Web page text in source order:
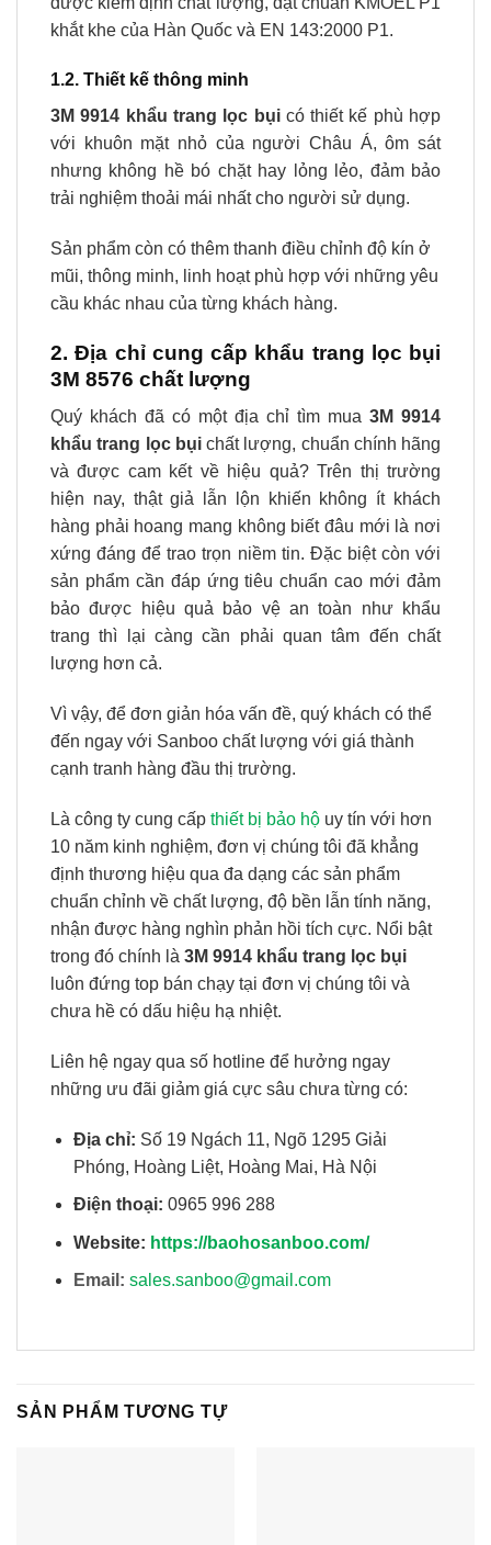
khắt khe của Hàn Quốc và EN 143:2000 P1.
1.2. Thiết kế thông minh
3M 9914 khẩu trang lọc bụicó thiết kế phù hợp
với khuôn mặt nhỏ của người Châu Á, ôm sát
nhưng không hề bó chặt hay lỏng lẻo, đảm bảo
trải nghiệm thoải mái nhất cho người sử dụng.
Sản phẩm còn có thêm thanh điều chỉnh độ kín ở
mũi, thông minh, linh hoạt phù hợp với những yêu
cầu khác nhau của từng khách hàng.
2. Địa chỉ cung cấp khẩu trang lọc bụi
3M 8576 chất lượng
Quý khách đã có một địa chỉ tìm mua 3M 9914
khẩu trang lọc bụichất lượng, chuẩn chính hãng
và được cam kết về hiệu quả? Trên thị trường
hiện nay, thật giả lẫn lộn khiến không ít khách
hàng phải hoang mang không biết đâu mới là nơi
xứng đáng để trao trọn niềm tin. Đặc biệt còn với
sản phẩm cần đáp ứng tiêu chuẩn cao mới đảm
bảo được hiệu quả bảo vệ an toàn như khẩu
trang thì lại càng cần phải quan tâm đến chất
lượng hơn cả.
Vì vậy, để đơn giản hóa vấn đề, quý khách có thể
đến ngay với Sanboo chất lượng với giá thành
cạnh tranh hàng đầu thị trường.
Là công ty cung cấp thiết bị bảo hộ uy tín với hơn
10 năm kinh nghiệm, đơn vị chúng tôi đã khẳng
định thương hiệu qua đa dạng các sản phẩm
chuẩn chỉnh về chất lượng, độ bền lẫn tính năng,
nhận được hàng nghìn phản hồi tích cực. Nổi bật
trong đó chính là 3M 9914 khẩu trang lọc bụi
luôn đứng top bán chạy tại đơn vị chúng tôi và
chưa hề có dấu hiệu hạ nhiệt.
Liên hệ ngay qua số hotline để hưởng ngay
những ưu đãi giảm giá cực sâu chưa từng có:
Địa chỉ: Số 19 Ngách 11, Ngõ 1295 Giải
Phóng, Hoàng Liệt, Hoàng Mai, Hà Nội
Điện thoại: 0965 996 288
Website: https://baohosanboo.com/
Email: sales.sanboo@gmail.com
SẢN PHẨM TƯƠNG TỰ